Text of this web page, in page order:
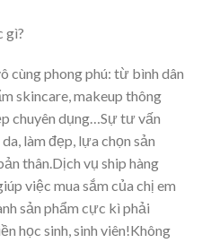
gì?
cùng phong phú: từ bình dân
skincare, makeup thông
chuyên dụng…Sự tư vấn
làm đẹp, lựa chọn sản
thân.Dịch vụ ship hàng
việc mua sắm của chị em
sản phẩm cực kì phải
học sinh, sinh viên!Không